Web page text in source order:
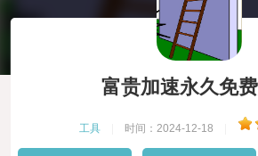
富贵加速永久免
工具 时间：2024-12-18